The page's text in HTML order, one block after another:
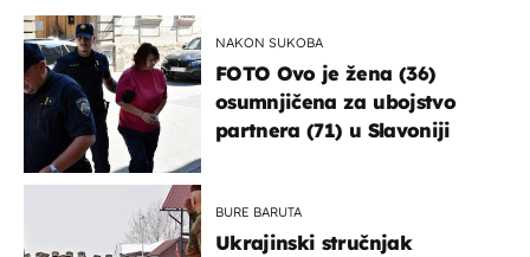
NAKON SUKOBA
FOTO Ovo je žena (36)
osumnjičena za ubojstvo
partnera (71) u Slavoniji
BURE BARUTA
Ukrajinski stručnjak